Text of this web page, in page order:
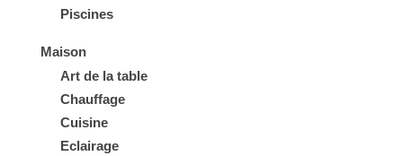
Piscines
Maison
Art de la table
Chauffage
Cuisine
Eclairage